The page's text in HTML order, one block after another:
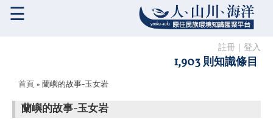
註冊 登入
1,903 則知識條目
☰
您在這裡
首頁 » 蘭嶼的故事-玉女岩
蘭嶼的故事-玉女岩